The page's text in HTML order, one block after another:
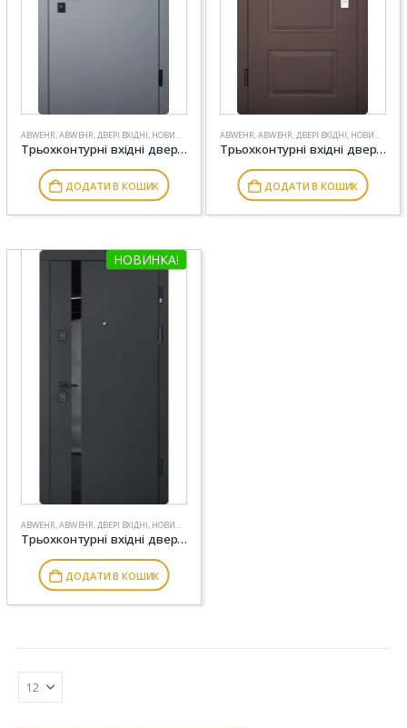
ABWEHR ,ABWEHR ДВЕРІ ВХІДНІ НОВИНКИ
Трьохконтурні вхідні двері модель Moderna комплектація Grand ABWEHR (493)
ДОДАТИ В КОШИК
ABWEHR ,ABWEHR ДВЕРІ ВХІДНІ НОВИНКИ
Трьохконтурні вхідні двері модель Ramina комплектація Grand ABWEHR (509)
ДОДАТИ В КОШИК
НОВИНКА!
ABWEHR,ABWEHR,ДВЕРІ ВХІДНІ, НОВИНКИ
Трьохконтурні вхідні двері модель Stella комплектація Grand ABWEHR (515)
ДОДАТИ В КОШИК